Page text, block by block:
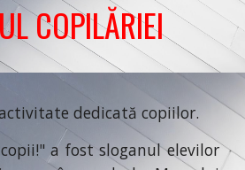
COPILĂRIEI
dedicată copiilor.
a fost sloganul elevilor